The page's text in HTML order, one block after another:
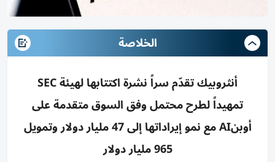
الخلاصة
أنثروبيك تقدّم سراً نشرة اكتتابها لهيئة SEC
تمهيداً لطرح محتمل وفق السوق متقدمة على
أوبنAI مع نمو إيراداتها إلى 47 مليار دولار وتمويل
965 مليار دولار